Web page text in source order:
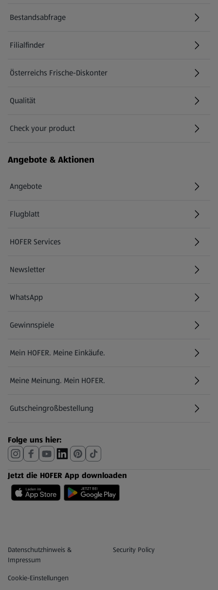
Bestandsabfrage
(öffnet in einem neuen Tab)
Filialfinder
Österreichs Frische-Diskonter
Qualität
Check your product
(öffnet in einem neuen Tab)
Angebote & Aktionen
Angebote
Flugblatt
HOFER Services
Newsletter
WhatsApp
Gewinnspiele
Mein HOFER. Meine Einkäufe.
Meine Meinung. Mein HOFER.
Gutscheingroßbestellung
(öffnet in einem neuen Tab)
Folge uns hier:
Jetzt die HOFER App downloaden
Datenschutz- und Richtlinienmenü
Datenschutzhinweis &
Impressum
Security Policy
(öffnet in einem neuen Tab)
Cookie-Einstellungen